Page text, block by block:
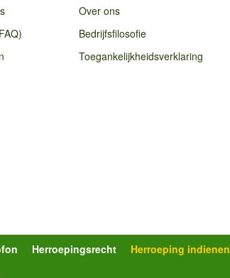
Over ons
Bedrijfsfilosofie
Toegankelijkheidsverklaring
Herroepingsrecht
Herroeping indienen